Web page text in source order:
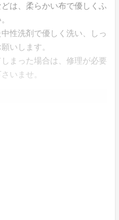
は、柔らかい布で優しくふ
性洗剤で優しく洗い、しっ
いします。
まった場合は、修理が必要
いませ。